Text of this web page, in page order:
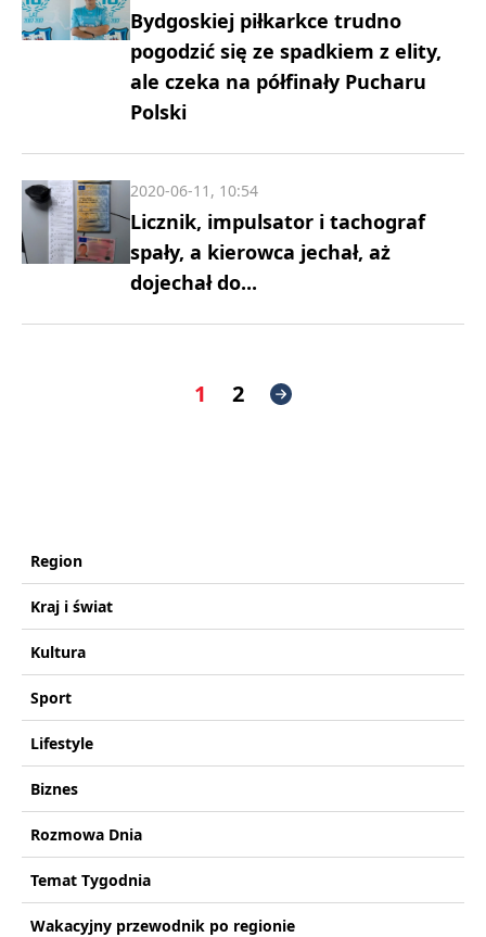
Bydgoskiej piłkarkce trudno
pogodzić się ze spadkiem z elity,
ale czeka na półfinały Pucharu
Polski
Licznik, impulsator i tachograf
spały, a kierowca jechał, aż
dojechał do...
2020-06-11, 10:54
1 2
Region
Kraj i świat
Kultura
Sport
Lifestyle
Biznes
Rozmowa Dnia
Temat Tygodnia
Wakacyjny przewodnik po regionie